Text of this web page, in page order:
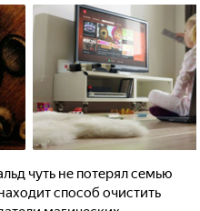
чуть не потерял семью
способ очистить